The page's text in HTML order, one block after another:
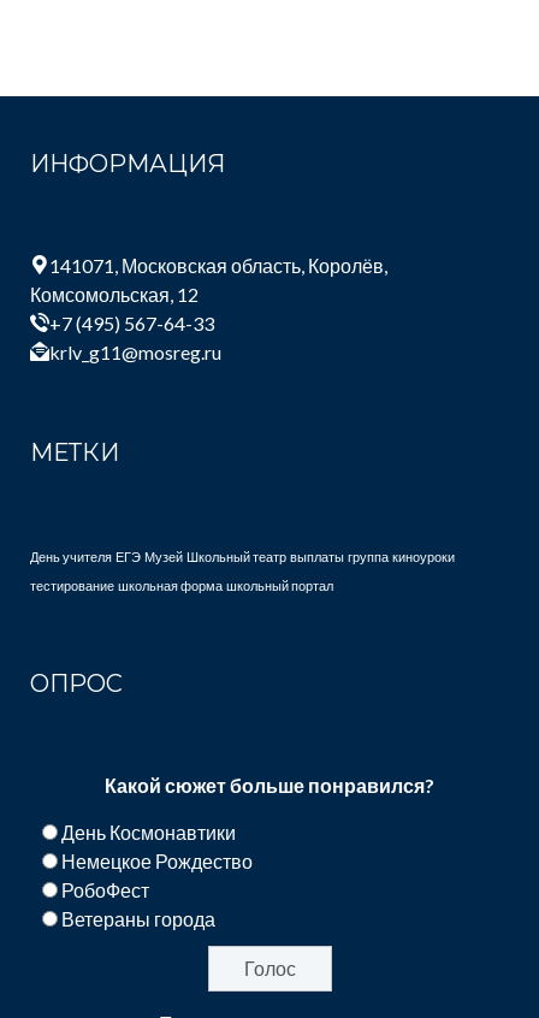
ИНФОРМАЦИЯ
141071, Московская область, Королёв,
Комсомольская, 12
+7 (495) 567-64-33
krlv_g11@mosreg.ru
МЕТКИ
День учителя ЕГЭ Музей Школьный театр выплаты группа киноуроки
тестирование школьная форма школьный портал
ОПРОС
Какой сюжет больше понравился?
День Космонавтики
Немецкое Рождество
РобоФест
Ветераны города